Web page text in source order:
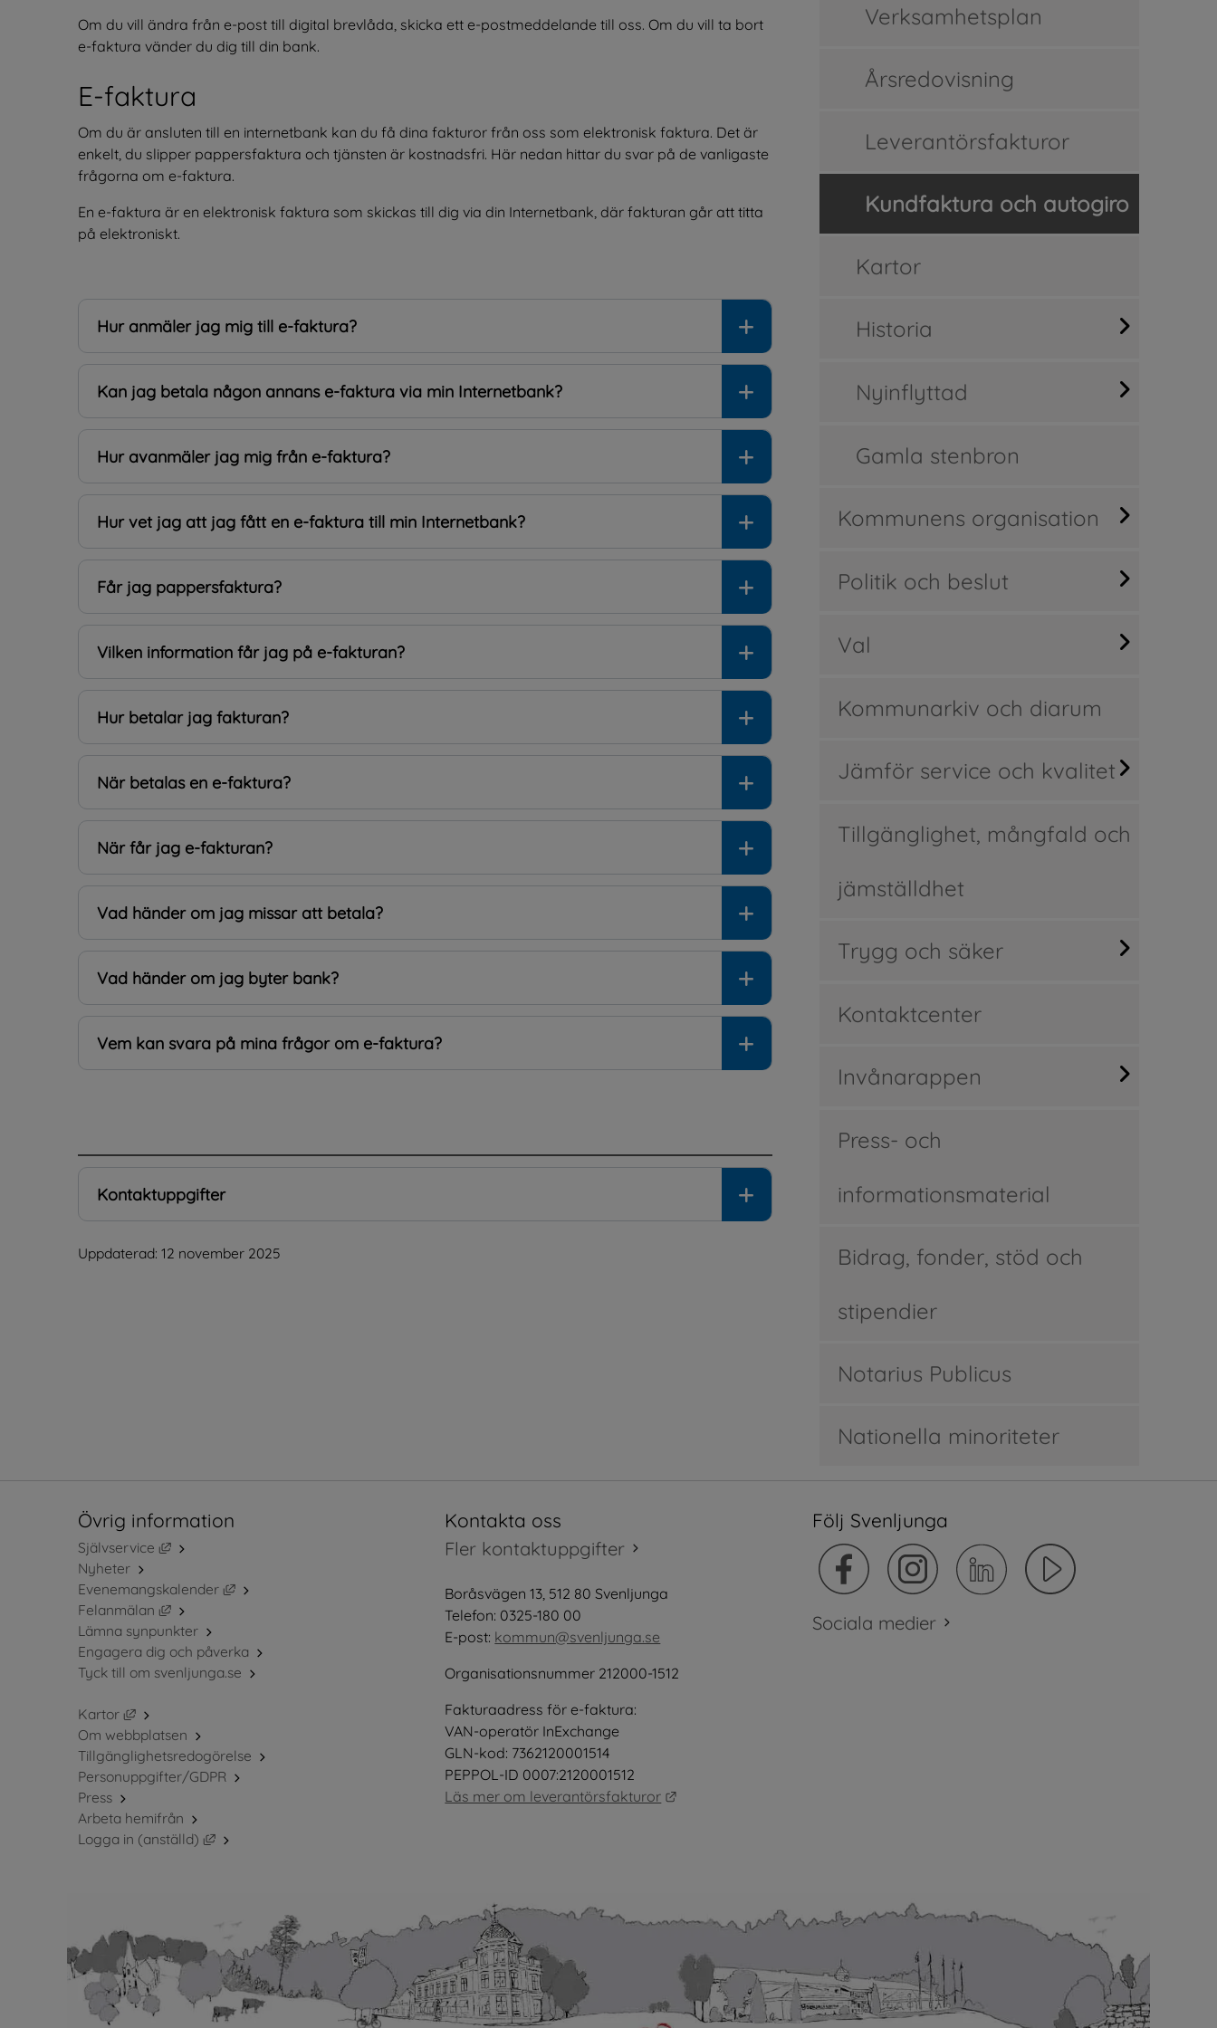
Om du vill ändra från e-post till digital brevlåda, skicka ett e-postmeddelande till oss. Om du vill ta bort
e-faktura vänder du dig till din bank.
E-faktura
Om du är ansluten till en internetbank kan du få dina fakturor från oss som elektronisk faktura. Det är
enkelt, du slipper pappersfaktura och tjänsten är kostnadsfri. Här nedan hittar du svar på de vanligaste
frågorna om e-faktura.
En e-faktura är en elektronisk faktura som skickas till dig via din Internetbank, där fakturan går att titta
på elektroniskt.
Hur anmäler jag mig till e-faktura?
Kan jag betala någon annans e-faktura via min Internetbank?
Hur avanmäler jag mig från e-faktura?
Hur vet jag att jag fått en e-faktura till min Internetbank?
Får jag pappersfaktura?
Vilken information får jag på e-fakturan?
Hur betalar jag fakturan?
När betalas en e-faktura?
När får jag e-fakturan?
Vad händer om jag missar att betala?
Vad händer om jag byter bank?
Vem kan svara på mina frågor om e-faktura?
Kontaktuppgifter
Uppdaterad: 12 november 2025
Verksamhetsplan
Årsredovisning
Leverantörsfakturor
Kundfaktura och autogiro
Kartor
Historia
Nyinflyttad
Gamla stenbron
Kommunens organisation
Politik och beslut
Val
Kommunarkiv och diarum
Jämför service och kvalitet
Tillgänglighet, mångfald och
jämställdhet
Trygg och säker
Kontaktcenter
Invånarappen
Press- och
informationsmaterial
Bidrag, fonder, stöd och
stipendier
Notarius Publicus
Nationella minoriteter
Övrig information
Självservice
Länk till annan webbplats, öppnas i nytt fönster.
Nyheter
Evenemangskalender
Länk till annan webbplats, öppnas i nytt fönster.
Felanmälan
Länk till annan webbplats, öppnas i nytt fönster.
Lämna synpunkter
Engagera dig och påverka
Tyck till om svenljunga.se
Kartor
Länk till annan webbplats, öppnas i nytt fönster.
Om webbplatsen
Tillgänglighetsredogörelse
Personuppgifter/GDPR
Press
Arbeta hemifrån
Logga in (anställd)
Länk till annan webbplats, öppnas i nytt fönster.
Kontakta oss
Fler kontaktuppgifter
Boråsvägen 13, 512 80 Svenljunga
Telefon: 0325-180 00
E-post: kommun@svenljunga.se
Organisationsnummer 212000-1512
Fakturaadress för e-faktura:
VAN-operatör InExchange
GLN-kod: 7362120001514
PEPPOL-ID 0007:2120001512
Läs mer om leverantörsfakturor
Följ Svenljunga
Sociala medier